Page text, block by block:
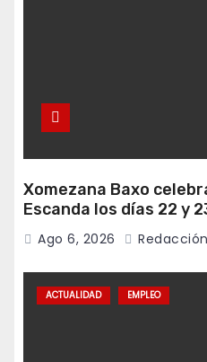
Xomezana Baxo
Escanda los días 22 y
Ago 6, 2026 Redacción
ACTUALIDAD EMPLEO